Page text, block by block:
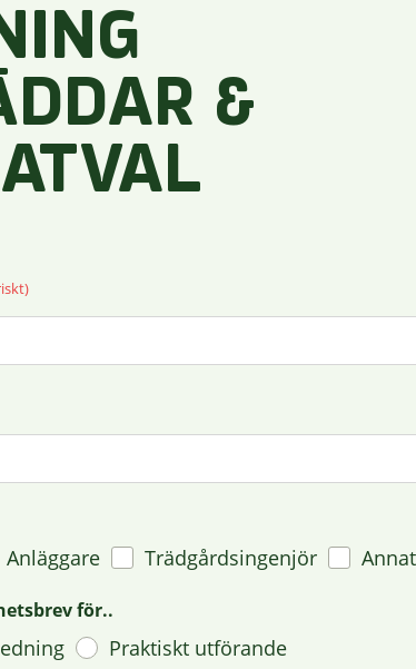
&
Anläggare Trädgårdsingenjör Annat
för..
Praktiskt utförande